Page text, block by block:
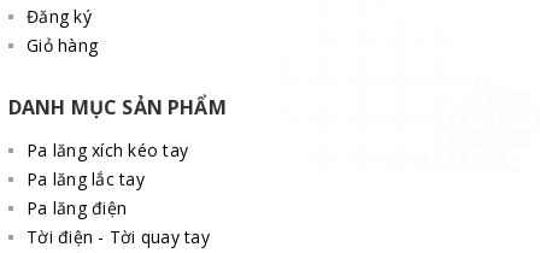
Đăng ký
Giỏ hàng
DANH MỤC SẢN PHẨM
Pa lăng xích kéo tay
Pa lăng lắc tay
Pa lăng điện
Tời điện - Tời quay tay